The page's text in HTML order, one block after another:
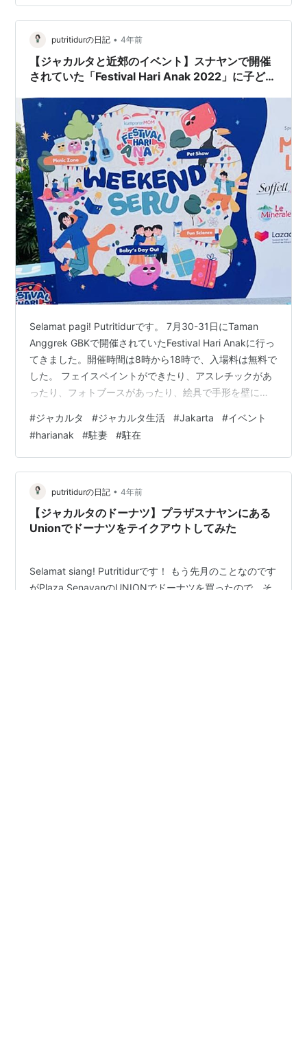
たくさん！中身が入っていないバン、あんまんのような
甘いもの、食事系の肉まんがありました。肉まんは、鶏
肉、牛肉、それから豚肉も…
putritidurの日記 • 4年前
【ジャカルタと近郊のイベント】スナヤンで開催
されていた「Festival Hari Anak 2022」に子ども
Selamat pagi! Putritidurです。 7月30-31日にTaman
Anggrek GBKで開催されていたFestival Hari Anakに行っ
てきました。開催時間は8時から18時で、入場料は無料で
した。 フェイスペイントができたり、アスレチックがあ
ったり、フォトブースがあったり、絵具で手形を壁に押
喜びそうなイベントを色々開催していました。 私たち家
族は、子どもの手形を押したり、フォトブースで写真を
撮ったりしました。フォトブースでは機械で写真撮影が
できて、印刷した写真とダウンロード用のQRコードがも
らえました。 ジャカルタ…
#ジャカルタ #ジャカルタ生活 #Jakarta #イベント
#harianak #駐妻 #駐在
putritidurの日記 • 4年前
【ジャカルタのドーナツ】プラザスナヤンにある
Unionでドーナツをテイクアウトしてみた